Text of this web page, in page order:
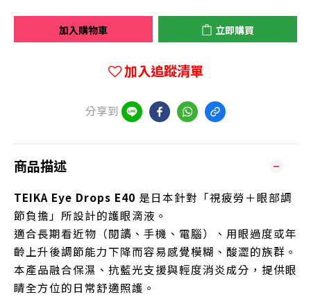
加入購物車 立即購買
加入追蹤清單
分享到
商品描述
TEIKA Eye Drops E40 是日本針對「視疲勞＋眼部調
節負擔」所設計的護眼滴液。
適合長期看近物（閱讀、手機、電腦）、用眼過度或年
齡上升後調節能力下降而容易感覺模糊、酸澀的族群。
本產品融合保濕、抗藍光支援與輕度消炎成分，提供眼
睛全方位的日常舒適照護。